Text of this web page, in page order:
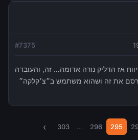
#7375
אז הדליק נורה אדומה… זה, והעובדה
את זה ושהוא משתמש ב״צ׳קלקה״
295
296
…
303
›